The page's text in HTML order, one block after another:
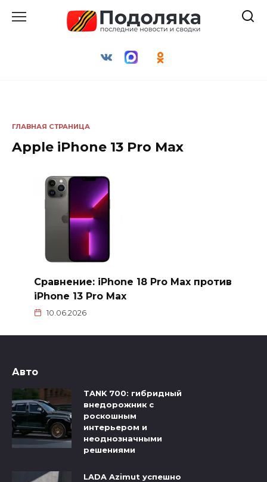
ГЛАВНАЯ СТРАНИЦА
Apple iPhone 13 Pro Max
Сравнение: iPhone 18 Pro Max против
iPhone 13 Pro Мax
10.06.2026
Авто
TANK 700: гибридный
внедорожник с
роскошным
интерьером и
неоднозначными
решениями
LADA Azimut успешно